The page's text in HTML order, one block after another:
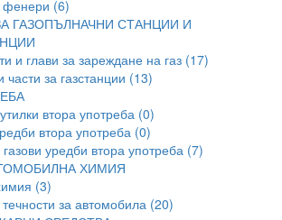
(6)
ГАЗОПЪЛНАЧНИ СТАНЦИИ И
и глави за зареждане на газ (17)
части за газстанции (13)
втора употреба (0)
втора употреба (0)
газови уредби втора употреба (7)
ХИМИЯ
(3)
за автомобила (20)